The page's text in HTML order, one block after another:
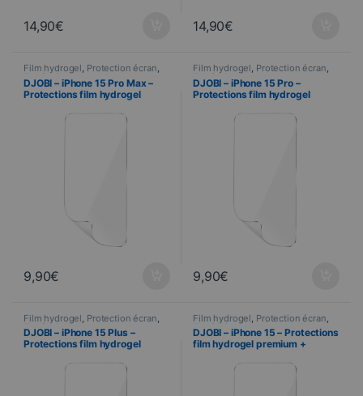
14,90€ 14,90€
Film hydrogel, Protection écran,
Telefonie
DJOBI – iPhone 15 Pro Max –
Protections film hydrogel
d’application
9,90€
Film hydrogel, Protection écran,
Telefonie
DJOBI – iPhone 15 Pro –
Protections film hydrogel
d’application
9,90€
Film hydrogel Protection écran
Telefonie
DJOBI – iPhone 15 Plus –
Protections film hydrogel
d’application
Film hydrogel Protection écran
Telefonie
DJOBI – iPhone 15 – Protections
film hydrogel premium +